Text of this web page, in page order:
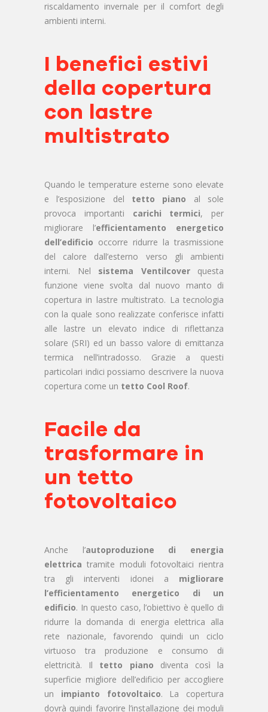
riscaldamento invernale per il comfort degli
ambienti interni.
I benefici estivi
della copertura
con lastre
multistrato
Quando le temperature esterne sono elevate
e l’esposizione del tetto piano al sole
provoca importanti carichi termici, per
migliorare l’efficientamento energetico
dell’edificio occorre ridurre la trasmissione
del calore dall’esterno verso gli ambienti
interni. Nel sistema Ventilcoverquesta
funzione viene svolta dal nuovo manto di
copertura in lastre multistrato. La tecnologia
con la quale sono realizzate conferisce infatti
alle lastre un elevato indice di riflettanza
solare (SRI) ed un basso valore di emittanza
termica nell’intradosso. Grazie a questi
particolari indici possiamo descrivere la nuova
copertura come un tetto Cool Roof.
Facile da
trasformare in
un tetto
fotovoltaico
Anche l’autoproduzione di energia
elettrica tramite moduli fotovoltaici rientra
tra gli interventi idonei a migliorare
l’efficientamento energetico di un
edificio. In questo caso, l’obiettivo è quello di
ridurre la domanda di energia elettrica alla
rete nazionale, favorendo quindi un ciclo
virtuoso tra produzione e consumo di
elettricità. Il tetto piano diventa così la
superficie migliore dell’edificio per accogliere
un impianto fotovoltaico. La copertura
dovrà quindi favorire l’installazione dei moduli